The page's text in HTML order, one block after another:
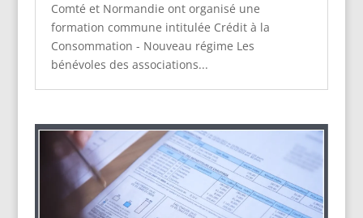
Comté et Normandie ont organisé une
formation commune intitulée Crédit à la
Consommation - Nouveau régime Les
bénévoles des associations...